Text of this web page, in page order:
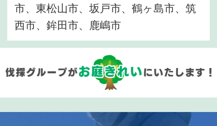
市、東松山市、坂戸市、鶴ヶ島市、筑
西市、鉾田市、鹿嶋市